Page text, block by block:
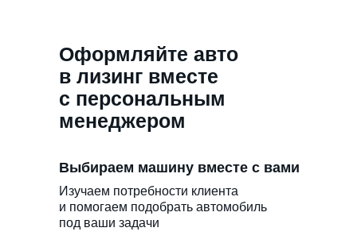
Выбираем машину вместе с вами
Изучаем потребности клиента
и помогаем подобрать автомобиль
под ваши задачи
Оформляйте авто
в лизинг вместе
с персональным
менеджером